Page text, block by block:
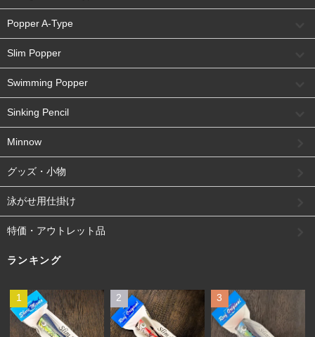
Popper A-Type
Slim Popper
Swimming Popper
Sinking Pencil
Minnow
グッズ・小物
泳がせ用仕掛け
特価・アウトレット品
ランキング
1 2 3